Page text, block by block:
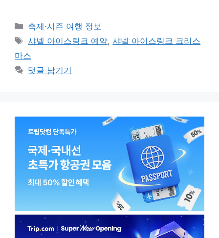
카
테
리
축제·시즌 여행 정보
태
그
샤넬 아이스링크 예약,샤넬 아이스링크 크리스
마스
댓글 남기기